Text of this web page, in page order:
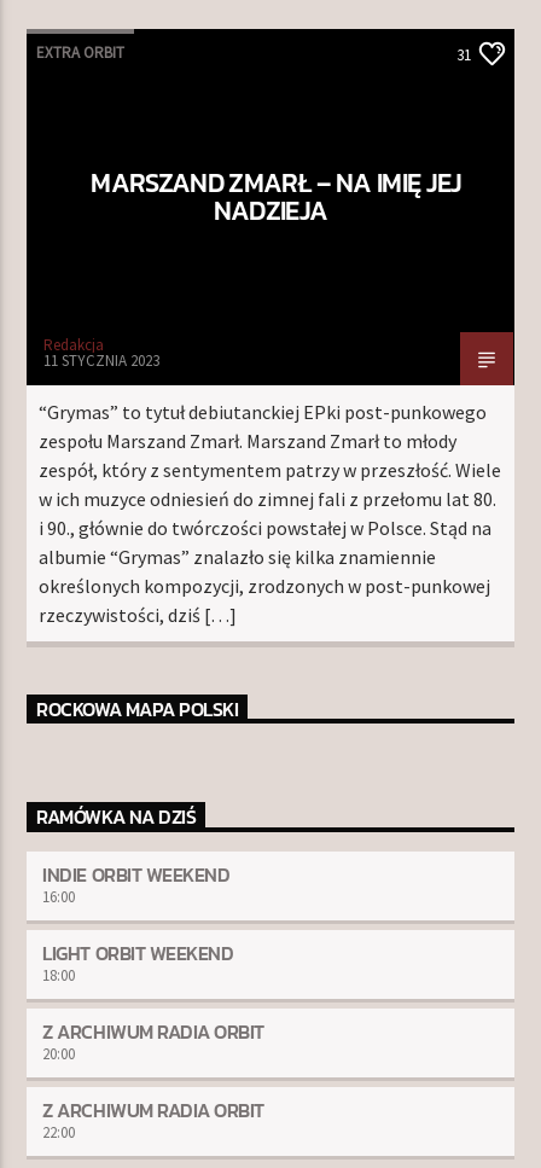
EXTRA ORBIT 31
MARSZAND ZMARŁ – NA IMIĘ JEJ
NADZIEJA
Redakcja
11 STYCZNIA 2023
“Grymas” to tytuł debiutanckiej EPki post-punkowego
zespołu Marszand Zmarł. Marszand Zmarł to młody
zespół, który z sentymentem patrzy w przeszłość. Wiele
w ich muzyce odniesień do zimnej fali z przełomu lat 80.
i 90., głównie do twórczości powstałej w Polsce. Stąd na
albumie “Grymas” znalazło się kilka znamiennie
określonych kompozycji, zrodzonych w post-punkowej
rzeczywistości, dziś […]
ROCKOWA MAPA POLSKI
RAMÓWKA NA DZIŚ
INDIE ORBIT WEEKEND
16:00
LIGHT ORBIT WEEKEND
18:00
Z ARCHIWUM RADIA ORBIT
20:00
Z ARCHIWUM RADIA ORBIT
22:00